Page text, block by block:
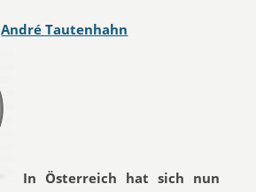
André Tautenhahn
In Österreich hat sich nun